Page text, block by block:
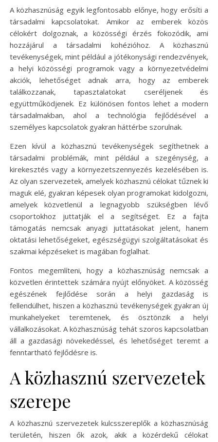
A közhasznúság egyik legfontosabb előnye, hogy erősíti a
társadalmi kapcsolatokat. Amikor az emberek közös
célokért dolgoznak, a közösségi érzés fokozódik, ami
hozzájárul a társadalmi kohézióhoz. A közhasznú
tevékenységek, mint például a jótékonysági rendezvények,
a helyi közösségi programok vagy a környezetvédelmi
akciók, lehetőséget adnak arra, hogy az emberek
találkozzanak, tapasztalatokat cseréljenek és
együttműködjenek. Ez különösen fontos lehet a modern
társadalmakban, ahol a technológia fejlődésével a
személyes kapcsolatok gyakran háttérbe szorulnak.
Ezen kívül a közhasznú tevékenységek segíthetnek a
társadalmi problémák, mint például a szegénység, a
kirekesztés vagy a környezetszennyezés kezelésében is.
Az olyan szervezetek, amelyek közhasznú célokat tűznek ki
maguk elé, gyakran képesek olyan programokat kidolgozni,
amelyek közvetlenül a legnagyobb szükségben lévő
csoportokhoz juttatják el a segítséget. Ez a fajta
támogatás nemcsak anyagi juttatásokat jelent, hanem
oktatási lehetőségeket, egészségügyi szolgáltatásokat és
szakmai képzéseket is magában foglalhat.
Fontos megemlíteni, hogy a közhasznúság nemcsak a
közvetlen érintettek számára nyújt előnyöket. A közösség
egészének fejlődése során a helyi gazdaság is
fellendülhet, hiszen a közhasznú tevékenységek gyakran új
munkahelyeket teremtenek, és ösztönzik a helyi
vállalkozásokat. A közhasznúság tehát szoros kapcsolatban
áll a gazdasági növekedéssel, és lehetőséget teremt a
fenntartható fejlődésre is.
A közhasznú szervezetek
szerepe
A közhasznú szervezetek kulcsszereplők a közhasznúság
területén, hiszen ők azok, akik a közérdekű célokat